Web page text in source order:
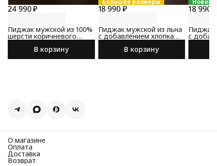
24 990 ₽
Пиджак мужской из 100%
шерсти коричневого
цвета
В корзину
Большие размеры
18 990 ₽
Пиджак мужской из льна
с добавлением хлопка
сине-коричневого цвета
В корзину
18 990 ₽
Пиджак
с
О магазине
Оплата
Доставка
Возврат